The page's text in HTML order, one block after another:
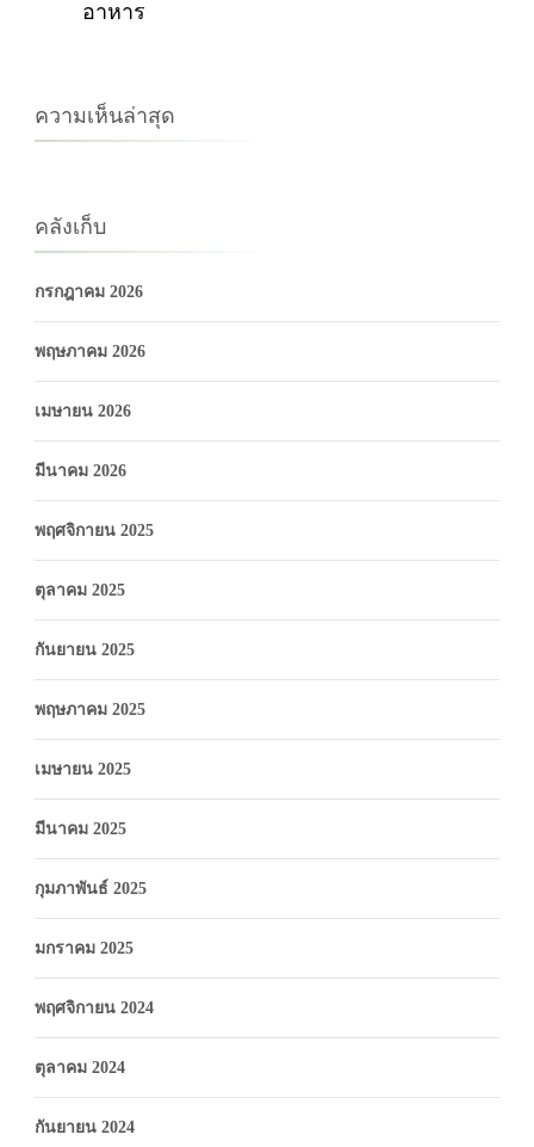
อาหาร
ความเห็นล่าสุด
คลังเก็บ
กรกฎาคม 2026
พฤษภาคม 2026
เมษายน 2026
มีนาคม 2026
พฤศจิกายน 2025
ตุลาคม 2025
กันยายน 2025
พฤษภาคม 2025
เมษายน 2025
มีนาคม 2025
กุมภาพันธ์ 2025
มกราคม 2025
พฤศจิกายน 2024
ตุลาคม 2024
กันยายน 2024